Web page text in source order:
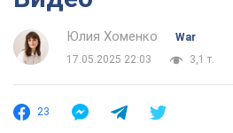
Юлия Хоменко
War
17.05.2025 22:03
3,1 т.
23